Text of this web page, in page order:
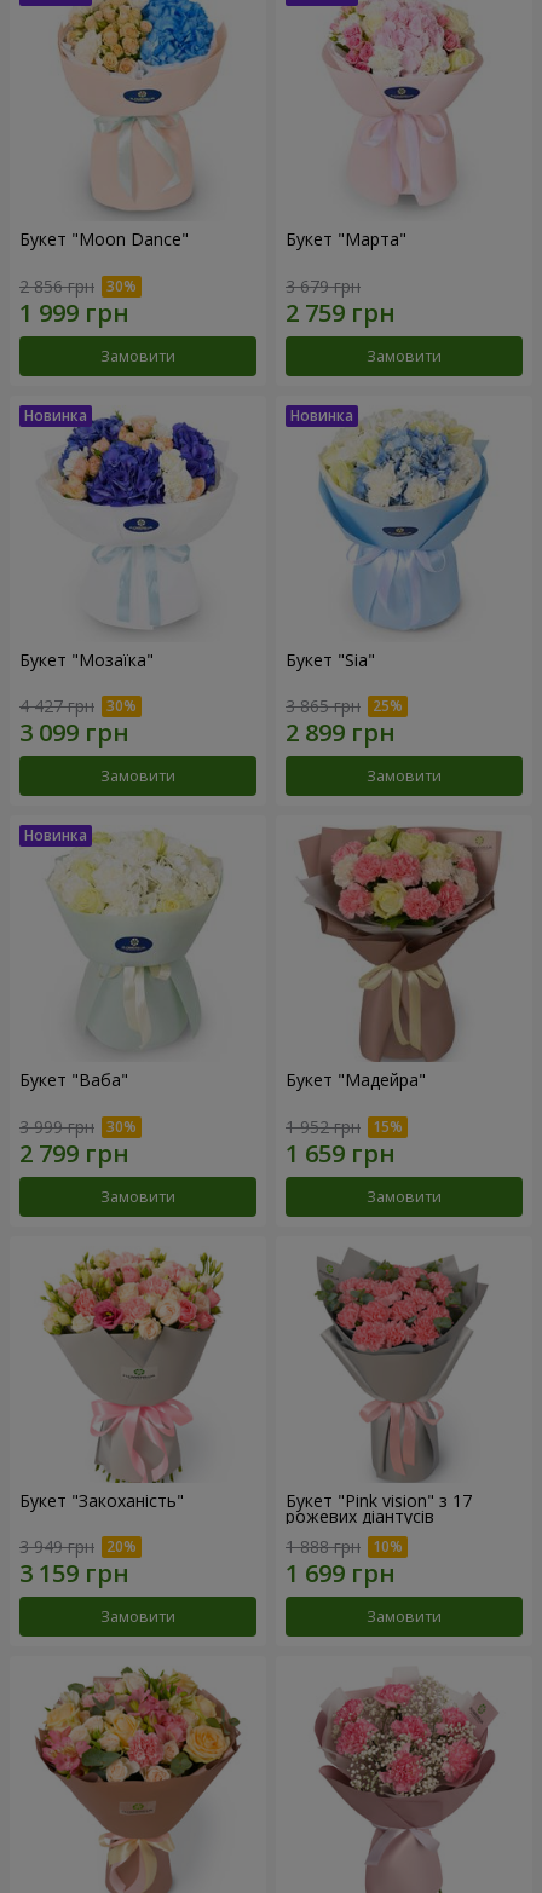
Букет "Moon Dance"
2 856 грн
Замовити
Букет "Марта"
3 679 грн
Замовити
Букет "Мозаїка"
4 427 грн
Замовити
Букет "Sia"
3 865 грн
Замовити
Букет "Ваба"
3 999 грн
Замовити
Букет "Мадейра"
1 952 грн
Замовити
Букет "Закоханість"
3 949 грн
Замовити
Букет "Pink vision" з 17
рожевих діантусів
1 888 грн
Замовити